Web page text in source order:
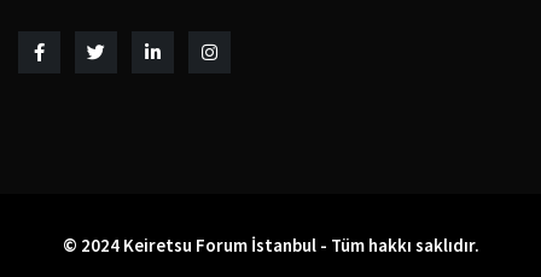
© 2024 Keiretsu Forum İstanbul - Tüm hakkı saklıdır.